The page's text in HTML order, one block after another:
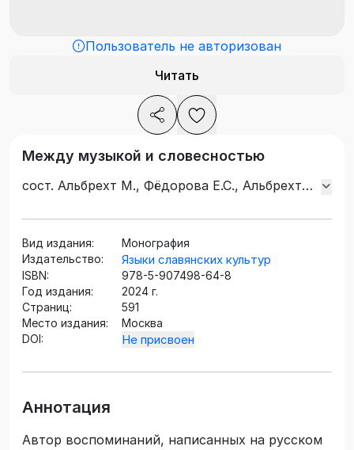
Пользователь не авторизован
Читать
Между музыкой и словесностью
сост. Альбрехт М., Фёдорова Е.С., Альбрехт
Вид издания:
Монография
Издательство:
Языки славянских культур
ISBN:
978-5-907498-64-8
Год издания:
2024 г.
Страниц:
591
Место издания:
Москва
DOI:
Не присвоен
Аннотация
Автор воспоминаний, написанных на русском